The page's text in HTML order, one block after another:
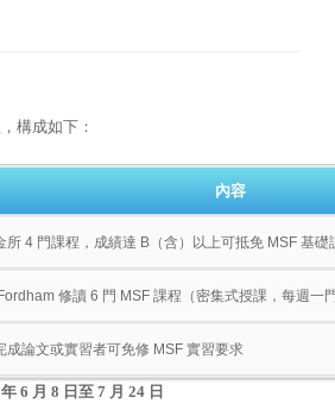
構成如下：
內容
所 4 門課程，成績達 B（含）以上可抵免 MSF 基礎
修讀 6 門 MSF 課程（密集式授課，每週一
成論文或實習者可免修 MSF 實習要求
6 月 8 日至 7 月 24 日